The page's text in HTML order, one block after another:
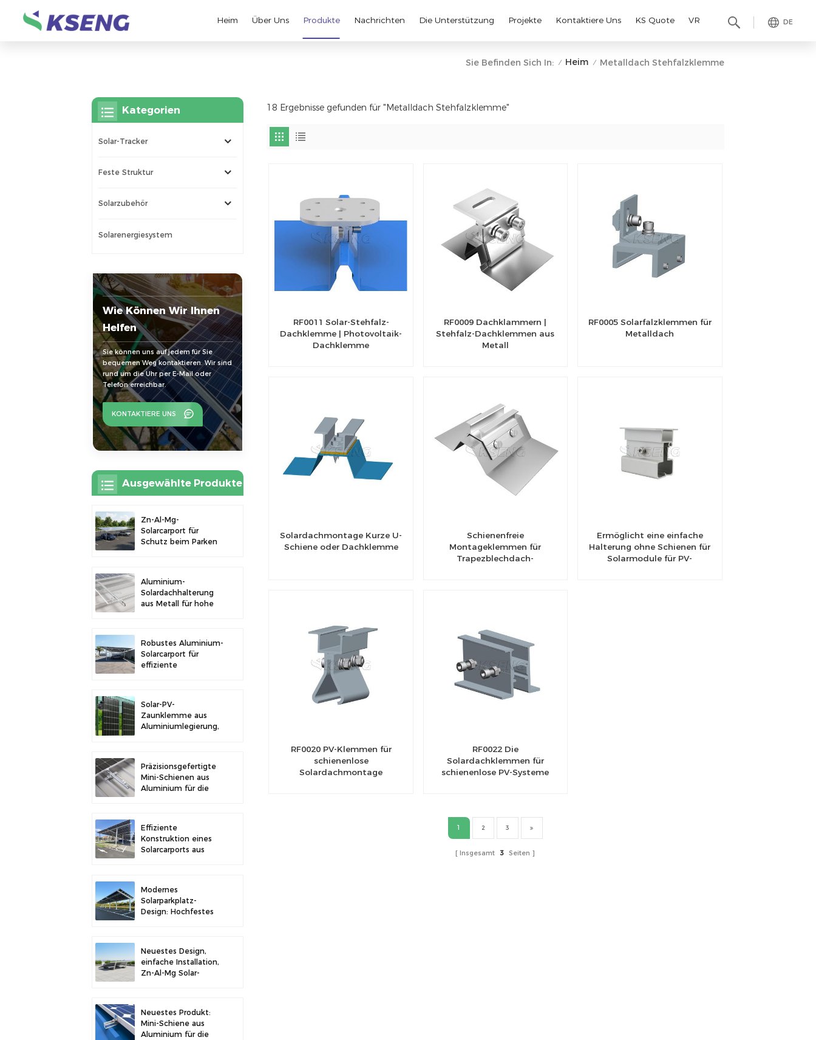
DE
Heim Über Uns Produkte Nachrichten Die Unterstützung Projekte Kontaktiere Uns KS Quote VR
Sie Befinden Sich In: / Heim / Metalldach Stehfalzklemme
18 Ergebnisse gefunden für "Metalldach Stehfalzklemme"
RF0011 Solar-Stehfalz-
Dachklemme | Photovoltaik-
Dachklemme
RF0009 Dachklammern |
Stehfalz-Dachklemmen aus
Metall
RF0005 Solarfalzklemmen für
Metalldach
Solardachmontage Kurze U-
Schiene oder Dachklemme
Schienenfreie
Montageklemmen für
Trapezblechdach-
Ermöglicht eine einfache
Halterung ohne Schienen für
Solarmodule für PV-
RF0020 PV-Klemmen für
schienenlose
Solardachmontage
RF0022 Die
Solardachklemmen für
schienenlose PV-Systeme
1 2 3
Insgesamt 3 Seiten
Kategorien
Solar-Tracker
Feste Struktur
Solarzubehör
Solarenergiesystem
Wie Können Wir Ihnen
Helfen
Sie können uns auf jedem für Sie
bequemen Weg kontaktieren. Wir sind
rund um die Uhr per E-Mail oder
Telefon erreichbar.
KONTAKTIERE UNS
Ausgewählte Produkte
Zn-Al-Mg-
Solarcarport für
Schutz beim Parken
Aluminium-
Solardachhalterung
aus Metall für hohe
Robustes Aluminium-
Solarcarport für
effiziente
Solar-PV-
Zaunklemme aus
Aluminiumlegierung,
Präzisionsgefertigte
Mini-Schienen aus
Aluminium für die
Effiziente
Konstruktion eines
Solarcarports aus
Modernes
Solarparkplatz-
Design: Hochfestes
Neuestes Design,
einfache Installation,
Zn-Al-Mg Solar-
Neuestes Produkt:
Mini-Schiene aus
Aluminium für die